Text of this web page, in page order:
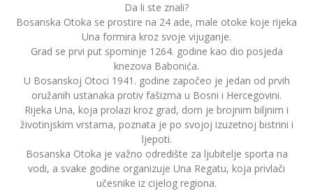
Da li ste znali?
Bosanska Otoka se prostire na 24 ade, male otoke koje rijeka
Una formira kroz svoje vijuganje.
Grad se prvi put spominje 1264. godine kao dio posjeda
knezova Babonića.
U Bosanskoj Otoci 1941. godine započeo je jedan od prvih
oružanih ustanaka protiv fašizma u Bosni i Hercegovini.
Rijeka Una, koja prolazi kroz grad, dom je brojnim biljnim i
životinjskim vrstama, poznata je po svojoj izuzetnoj bistrini i
ljepoti.
Bosanska Otoka je važno odredište za ljubitelje sporta na
vodi, a svake godine organizuje Una Regatu, koja privlači
učesnike iz cijelog regiona.